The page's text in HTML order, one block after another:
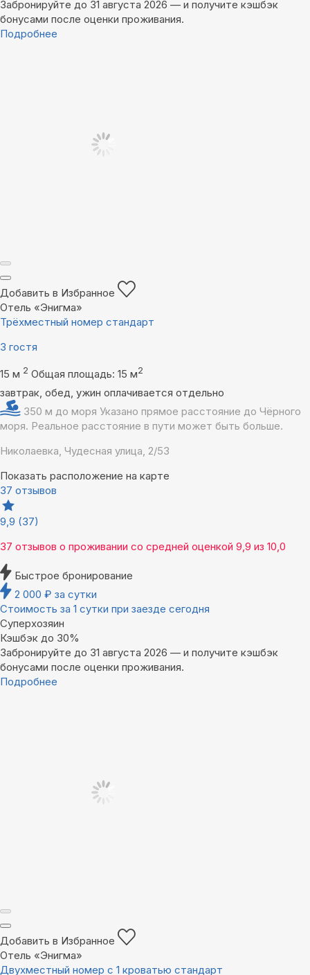
Забронируйте до 31 августа 2026 — и получите кэшбэк
бонусами после оценки проживания.
Подробнее
Добавить в Избранное
Отель «Энигма»
Трёхместный номер стандарт
3 гостя
15 м 2 Общая площадь: 15 м2
завтрак, обед, ужин оплачивается отдельно
350 м до моря Указано прямое расстояние до Чёрного
моря. Реальное расстояние в пути может быть больше.
Николаевка, Чудесная улица, 2/53
Показать расположение на карте
37 отзывов
9,9 (37)
37 отзывов о проживании со средней оценкой 9,9 из 10,0
Быстрое бронирование
2 000 ₽ за сутки
Стоимость за 1 сутки при заезде сегодня
Суперхозяин
Кэшбэк до 30%
Забронируйте до 31 августа 2026 — и получите кэшбэк
бонусами после оценки проживания.
Подробнее
Добавить в Избранное
Отель «Энигма»
Двухместный номер с 1 кроватью стандарт